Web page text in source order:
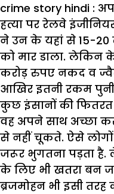
crime story hindi :
हत्या पर रेलवे
ने उन के यहां से 15-20
को मार डाला. लेकिन
करोड़ रुपए नकद व
आखिर इतनी रकम
कुछ इंसानों की फितरत
वह अपने साथ अच्छा
से नहीं चूकते. ऐसे
जरूर भुगतना पड़ता है.
के लिए भी खतरा बन
ब्रजमोहन भी इसी